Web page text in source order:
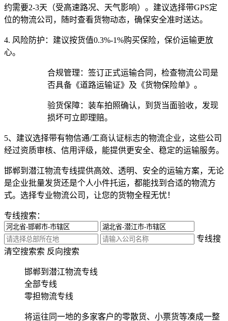
约需要2-3天（受高速路况、天气影响）。建议选择带GPS定
位的物流公司，随时查看货物动态，确保安全准时送达。
4. 风险防护： 建议按货值0.3%-1%购买保险，保价运输更放
心。
合规管理：签订正式运输合同，检查物流公司是
否具备《道路运输证》及《货物保险单》。
验货保障：装车拍照确认，到货当面验收，发现
损坏可立即理赔。
5、建议选择带有物信通/工商认证标志的物流企业，这些公司
经过资质审核、信用评级，能提供更安全、稳定的运输服务。
邯郸到潜江物流专线提供高效、透明、安全的运输方案，无论
是企业批量发货还是个人小件托运，都能找到合适的物流方
式。选择专业物流公司，让您的货物全程无忧！
专线搜索：
专线搜
索 反向搜索
清空搜索
邯郸到潜江物流专线
全部专线
零担物流专线
将运往同一地的多家客户的零散货、小票货等凑成一整